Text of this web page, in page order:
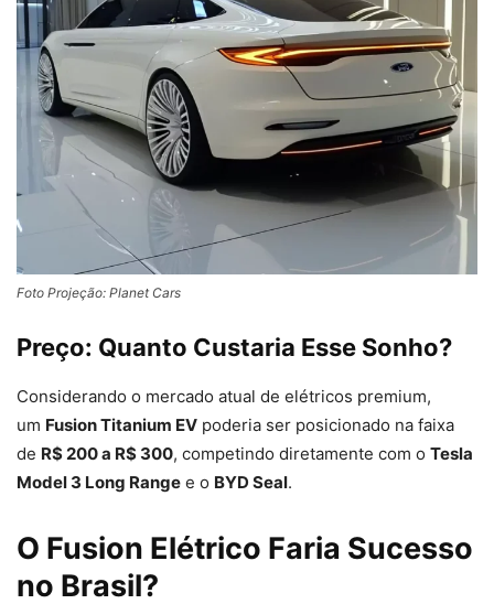
Foto Projeção: Planet Cars
Preço: Quanto Custaria Esse Sonho?
Considerando o mercado atual de elétricos premium,
um Fusion Titanium EV poderia ser posicionado na faixa
de R$200 a R$ 300, competindo diretamente com o Tesla
Model 3 Long Range e o BYD Seal.
O Fusion Elétrico Faria Sucesso
no Brasil?